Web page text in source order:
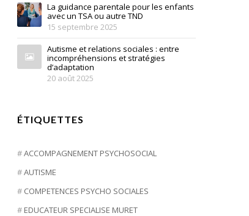
La guidance parentale pour les enfants
avec un TSA ou autre TND
15 septembre 2025
Autisme et relations sociales : entre
incompréhensions et stratégies
d’adaptation
20 août 2025
ÉTIQUETTES
ACCOMPAGNEMENT PSYCHOSOCIAL
AUTISME
COMPETENCES PSYCHO SOCIALES
EDUCATEUR SPECIALISE MURET